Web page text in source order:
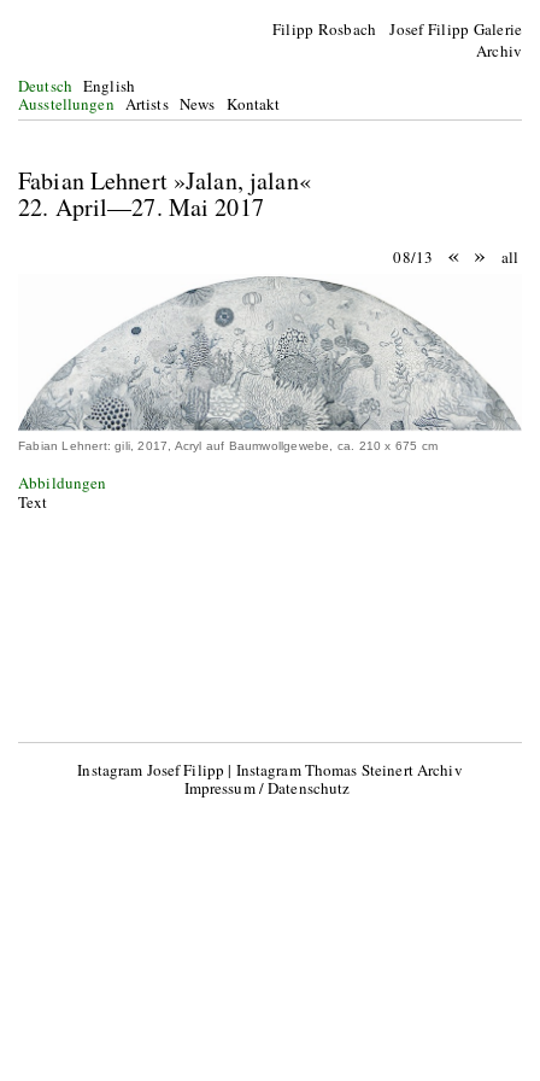
Filipp Rosbach Josef Filipp Galerie
Archiv
Deutsch English
Ausstellungen Artists News Kontakt
Fabian Lehnert »Jalan, jalan«
22. April—27. Mai 2017
08/13 « » all
Fabian Lehnert: gili, 2017, Acryl auf Baumwollgewebe, ca. 210 x 675 cm
Abbildungen
Text
Instagram Josef Filipp | Instagram Thomas Steinert Archiv
Impressum / Datenschutz